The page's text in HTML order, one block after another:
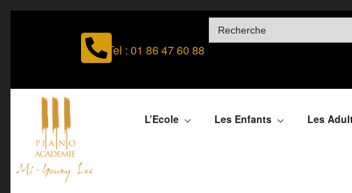
Tel : 01 86 47 60 88
SEARCH
FOR:
L’Ecole Les Enfants Les